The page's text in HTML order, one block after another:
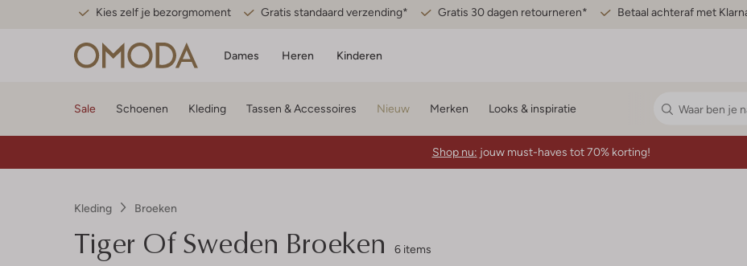
Kies zelf je bezorgmoment Gratis standaard verzending* Gratis 30 dagen retourneren* Betaal achteraf met
Dames Heren Kinderen
Sale Schoenen Kleding Tassen & Accessoires Nieuw Merken Looks & inspiratie
Shop nu: jouw must-haves tot 70% korting!
Kleding Broeken
Tiger Of Sweden Broeken 6 items